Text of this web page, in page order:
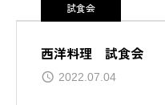
試食会
西洋料理 試食会
2022.07.04